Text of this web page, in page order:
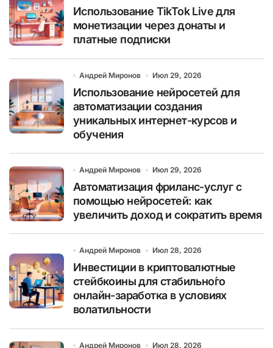
Использование TikTok Live для
монетизации через донаты и
платные подписки
Андрей Миронов Июл 29, 2026
Использование нейросетей для
автоматизации создания
уникальных интернет-курсов и
обучения
Андрей Миронов Июл 29, 2026
Автоматизация фриланс-услуг с
помощью нейросетей: как
увеличить доход и сократить время
Андрей Миронов Июл 28, 2026
Инвестиции в криптовалютные
стейбкоины для стабильно́го
онлайн-заработка в условиях
волатильности
Андрей Миронов Июл 28, 2026